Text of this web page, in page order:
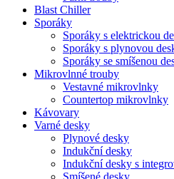
Blast Chiller
Sporáky
Sporáky s elektrickou
Sporáky s plynovou
Sporáky se smíšenou
Mikrovlnné trouby
Vestavné mikrovlnky
Countertop mikrovlnky
Kávovary
Varné desky
Plynové desky
Indukční desky
Indukční desky s
Smíšené desky